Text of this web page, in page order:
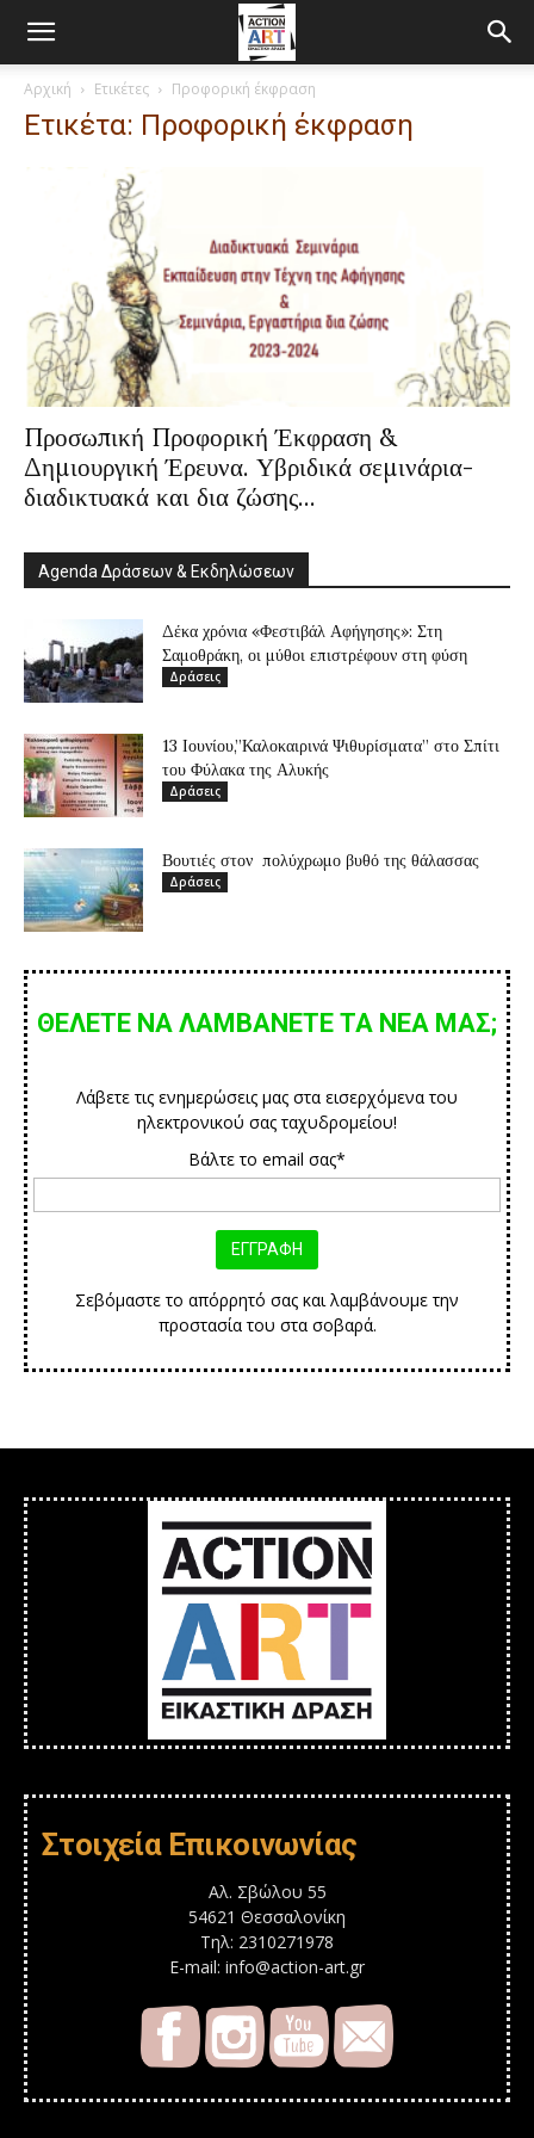
Αρχική Ετικέτες Προφορική έκφραση
Ετικέτα: Προφορική έκφραση
Προσωπική Προφορική Έκφραση &
Δημιουργική Έρευνα. Υβριδικά σεμινάρια-
διαδικτυακά και δια ζώσης...
Agenda Δράσεων & Εκδηλώσεων
Δέκα χρόνια «Φεστιβάλ Αφήγησης»: Στη
Σαμοθράκη, οι μύθοι επιστρέφουν στη φύση
Δράσεις
13 Ιουνίου,”Καλοκαιρινά Ψιθυρίσματα” στο Σπίτι
του Φύλακα της Αλυκής
Δράσεις
Βουτιές στον πολύχρωμο βυθό της θάλασσας
Δράσεις
ΘΕΛΕΤΕ ΝΑ ΛΑΜΒΑΝΕΤΕ ΤΑ ΝΕΑ ΜΑΣ;
Λάβετε τις ενημερώσεις μας στα εισερχόμενα του
ηλεκτρονικού σας ταχυδρομείου!
Βάλτε το email σας*
Σεβόμαστε το απόρρητό σας και λαμβάνουμε την
προστασία του στα σοβαρά.
Στοιχεία Επικοινωνίας
Αλ. Σβώλου 55
54621 Θεσσαλονίκη
Τηλ: 2310271978
E-mail: info@action-art.gr